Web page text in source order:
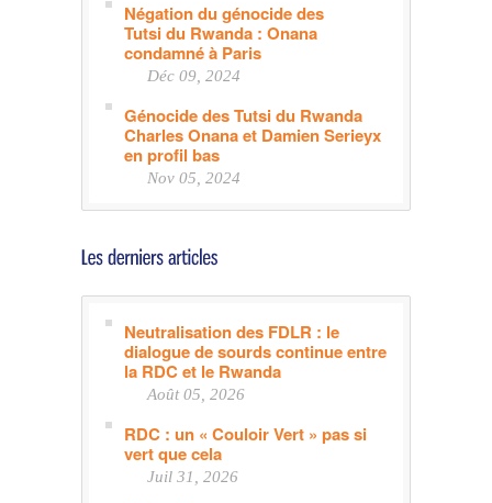
Négation du génocide des
Tutsi du Rwanda : Onana
condamné à Paris
Déc 09, 2024
Génocide des Tutsi du Rwanda
Charles Onana et Damien Serieyx
en profil bas
Nov 05, 2024
Neutralisation des FDLR : le
dialogue de sourds continue entre
la RDC et le Rwanda
Août 05, 2026
RDC : un « Couloir Vert » pas si
vert que cela
Juil 31, 2026